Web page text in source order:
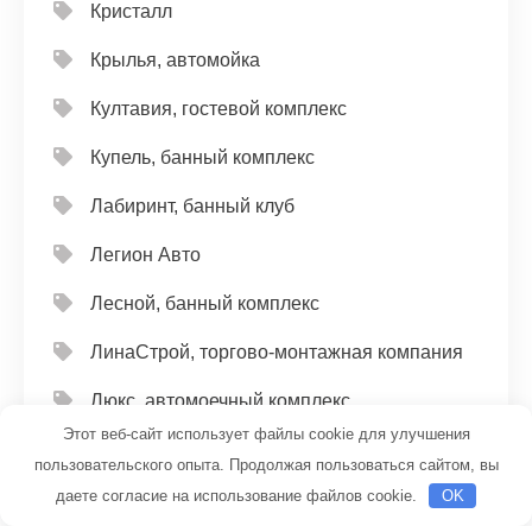
Кристалл
Крылья, автомойка
Култавия, гостевой комплекс
Купель, банный комплекс
Лабиринт, банный клуб
Легион Авто
Лесной, банный комплекс
ЛинаСтрой, торгово-монтажная компания
Люкс, автомоечный комплекс
Люкс, сауна
Этот веб-сайт использует файлы cookie для улучшения
пользовательского опыта. Продолжая пользоваться сайтом, вы
даете согласие на использование файлов cookie.
OK